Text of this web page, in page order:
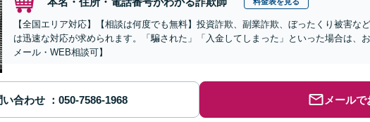
【全国エリア対応】【相談は何度でも無料】投資詐欺、副業詐欺、ぼったくり被害な
は迅速な対応が求められます。「騙された」「入金してしまった」といった場合は、
メール・WEB相談可】
い合わせ メール